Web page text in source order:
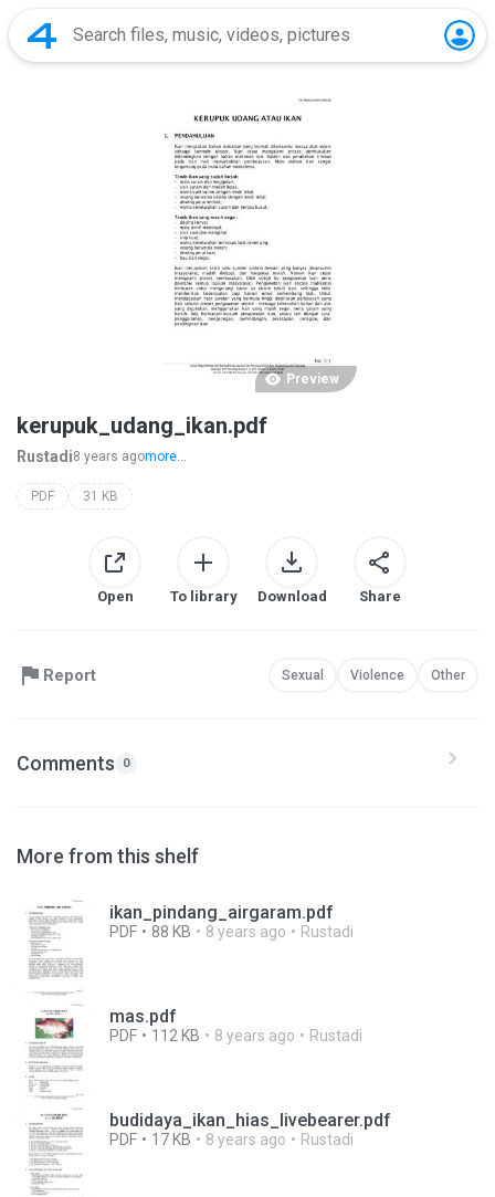
Preview
kerupuk_udang_ikan.pdf
Rustadi8 years agomore...
PDF 31 KB
Open To library Download Share
Report Sexual Violence Other
Comments 0
More from this shelf
ikan_pindang_airgaram.pdf
PDF 88 KB 8 years ago Rustadi
mas.pdf
PDF 112 KB 8 years ago Rustadi
budidaya_ikan_hias_livebearer.pdf
PDF 17 KB 8 years ago Rustadi